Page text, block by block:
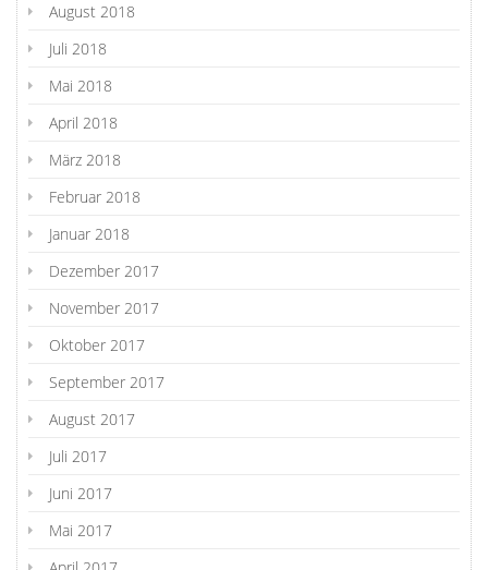
August 2018
Juli 2018
Mai 2018
April 2018
März 2018
Februar 2018
Januar 2018
Dezember 2017
November 2017
Oktober 2017
September 2017
August 2017
Juli 2017
Juni 2017
Mai 2017